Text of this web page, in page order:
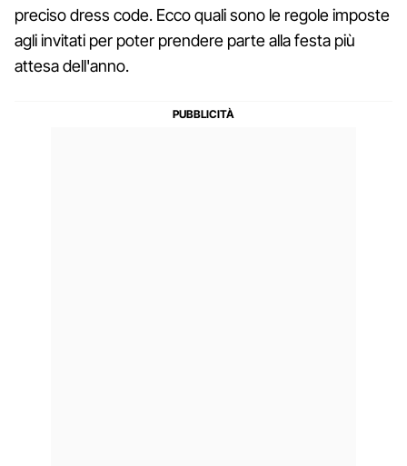
preciso dress code. Ecco quali sono le regole imposte
agli invitati per poter prendere parte alla festa più
attesa dell'anno.